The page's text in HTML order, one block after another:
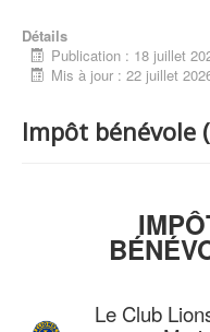
Détails
Publication : 18 juillet
Mis à jour : 22 juillet
Impôt bénévole
Le Club